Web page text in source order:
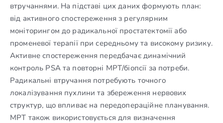
втручаннями. На підставі цих даних формують план:
від активного спостереження з регулярним
моніторингом до радикальної простатектомії або
променевої терапії при середньому та високому ризику.
Активне спостереження передбачає динамічний
контроль PSA та повторні МРТ/біопсії за потреби.
Радикальні втручання потребують точного
локалізування пухлини та збереження нервових
структур, що впливає на передопераційне планування.
МРТ також використовується для визначення